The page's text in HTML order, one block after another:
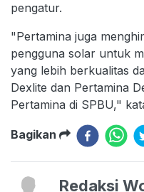
pengatur.
"Pertamina juga
pengguna solar untuk
yang lebih berkualitas
Dexlite dan Pertamina
Pertamina di SPBU,"
Bagikan
Redaksi